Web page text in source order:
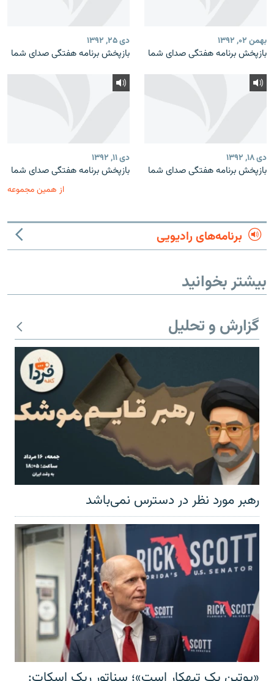
بهمن ۰۲, ۱۳۹۲
بازپخش برنامه‌ هفتگی صدای شما
دی ۲۵, ۱۳۹۲
بازپخش برنامه‌ هفتگی صدای شما
دی ۱۸, ۱۳۹۲
بازپخش برنامه‌ هفتگی صدای شما
دی ۱۱, ۱۳۹۲
بازپخش برنامه‌ هفتگی صدای شما
از همین مجموعه
برنامه‌های رادیویی
بیشتر بخوانید
گزارش و تحلیل
رهبر مورد نظر در دسترس نمی‌باشد